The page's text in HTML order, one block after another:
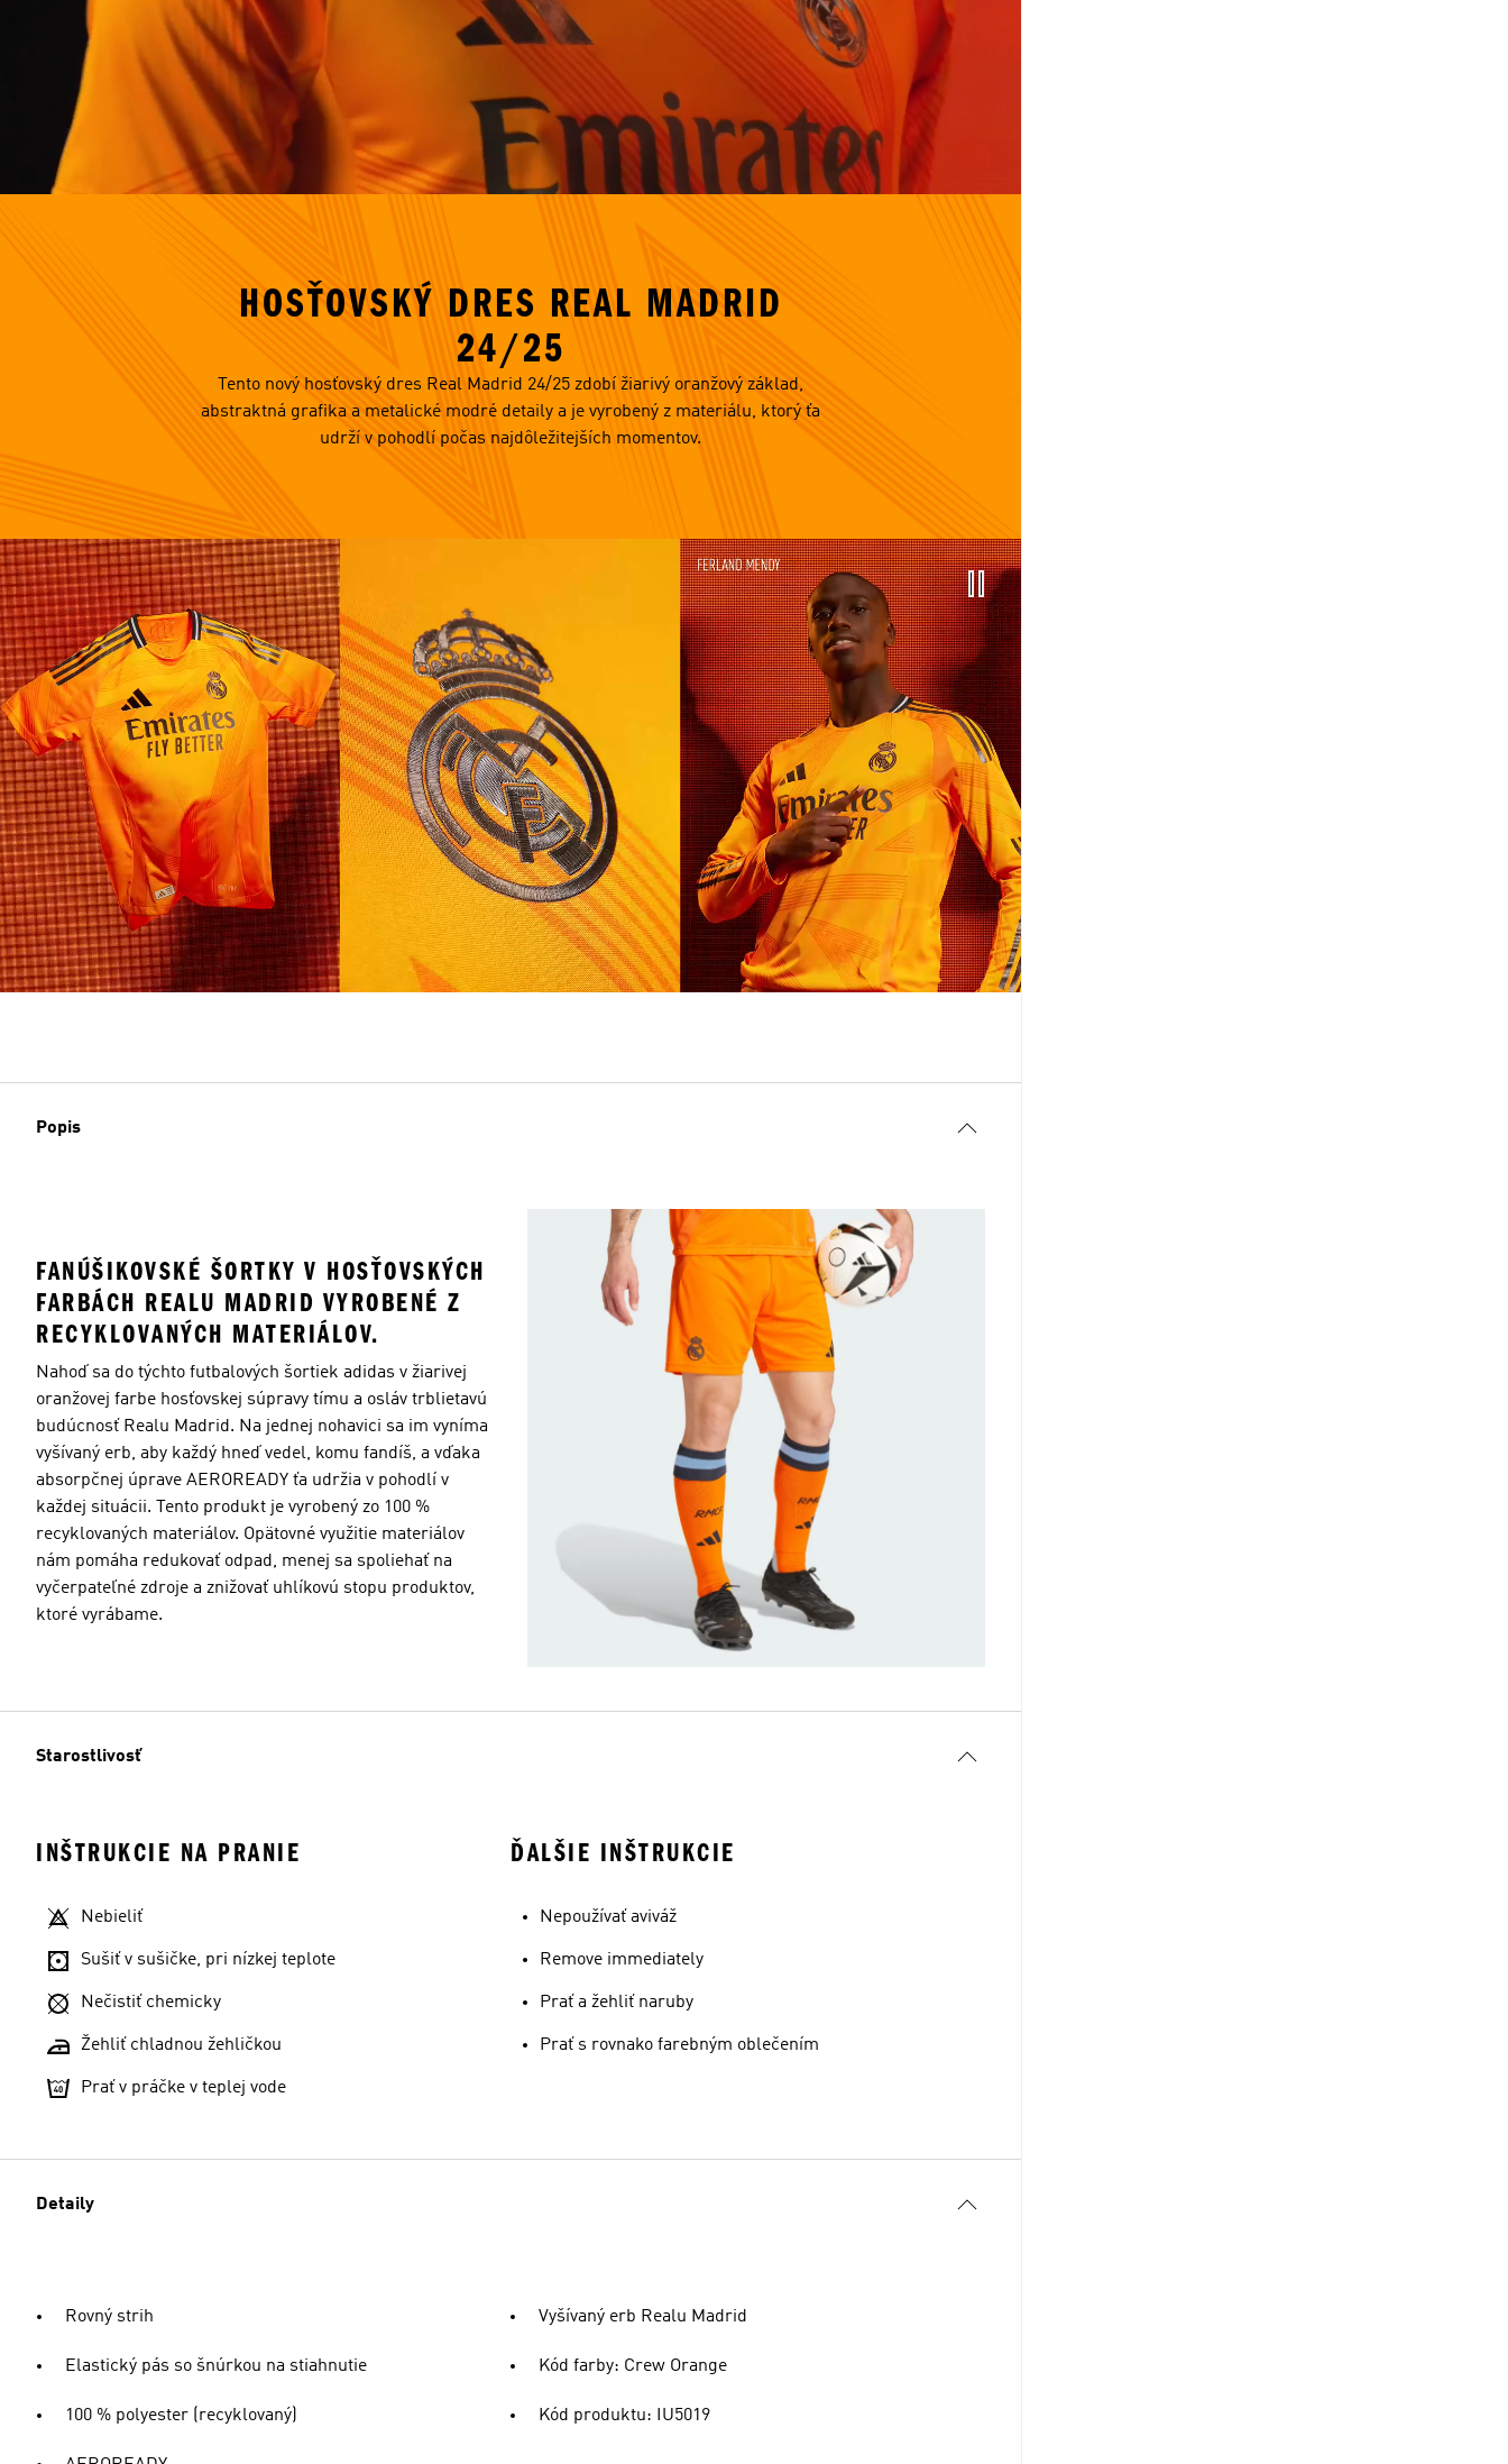
Miery modela/-ky
HOSŤOVSKÝ DRES REAL MADRID
24/25
Tento nový hosťovský dres Real Madrid 24/25 zdobí žiarivý oranžový základ,
abstraktná grafika a metalické modré detaily a je vyrobený z materiálu, ktorý ťa
udrží v pohodlí počas najdôležitejších momentov.
Popis
FANÚŠIKOVSKÉ ŠORTKY V HOSŤOVSKÝCH
FARBÁCH REALU MADRID VYROBENÉ Z
RECYKLOVANÝCH MATERIÁLOV.
Nahoď sa do týchto futbalových šortiek adidas v žiarivej
oranžovej farbe hosťovskej súpravy tímu a osláv trblietavú
budúcnosť Realu Madrid. Na jednej nohavici sa im vyníma
vyšívaný erb, aby každý hneď vedel, komu fandíš, a vďaka
absorpčnej úprave AEROREADY ťa udržia v pohodlí v
každej situácii. Tento produkt je vyrobený zo 100 %
recyklovaných materiálov. Opätovné využitie materiálov
nám pomáha redukovať odpad, menej sa spoliehať na
vyčerpateľné zdroje a znižovať uhlíkovú stopu produktov,
ktoré vyrábame.
Starostlivosť
INŠTRUKCIE NA PRANIE
Nebieliť
Sušiť v sušičke, pri nízkej teplote
Nečistiť chemicky
Žehliť chladnou žehličkou
Prať v práčke v teplej vode
ĎALŠIE INŠTRUKCIE
Nepoužívať aviváž
Remove immediately
Prať a žehliť naruby
Prať s rovnako farebným oblečením
Detaily
Rovný strih
Elastický pás so šnúrkou na stiahnutie
100 % polyester (recyklovaný)
Vyšívaný erb Realu Madrid
Kód farby: Crew Orange
Kód produktu: IU5019